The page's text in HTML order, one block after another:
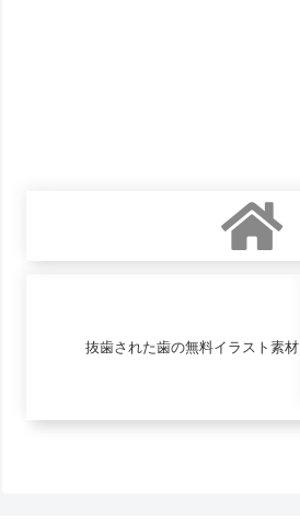
抜歯された歯の無料イラスト素材